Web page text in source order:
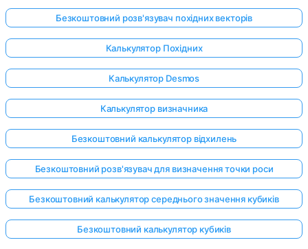
Безкоштовний розв'язувач похідних векторів
Калькулятор Похідних
Калькулятор Desmos
Калькулятор визначника
Безкоштовний калькулятор відхилень
Безкоштовний розв'язувач для визначення точки роси
Безкоштовний калькулятор середнього значення кубиків
Безкоштовний калькулятор кубиків